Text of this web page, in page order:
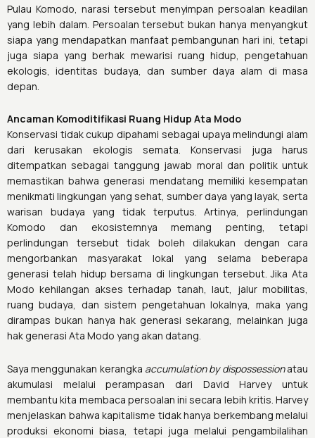
Pulau Komodo, narasi tersebut menyimpan persoalan keadilan
yang lebih dalam. Persoalan tersebut bukan hanya menyangkut
siapa yang mendapatkan manfaat pembangunan hari ini, tetapi
juga siapa yang berhak mewarisi ruang hidup, pengetahuan
ekologis, identitas budaya, dan sumber daya alam di masa
depan.
Ancaman Komoditifikasi Ruang Hidup Ata Modo
Konservasi tidak cukup dipahami sebagai upaya melindungi alam
dari kerusakan ekologis semata. Konservasi juga harus
ditempatkan sebagai tanggung jawab moral dan politik untuk
memastikan bahwa generasi mendatang memiliki kesempatan
menikmati lingkungan yang sehat, sumber daya yang layak, serta
warisan budaya yang tidak terputus. Artinya, perlindungan
Komodo dan ekosistemnya memang penting, tetapi
perlindungan tersebut tidak boleh dilakukan dengan cara
mengorbankan masyarakat lokal yang selama beberapa
generasi telah hidup bersama di lingkungan tersebut. Jika Ata
Modo kehilangan akses terhadap tanah, laut, jalur mobilitas,
ruang budaya, dan sistem pengetahuan lokalnya, maka yang
dirampas bukan hanya hak generasi sekarang, melainkan juga
hak generasi Ata Modo yang akan datang.
Saya menggunakan kerangka accumulation by dispossessionatau
akumulasi melalui perampasan dari David Harvey untuk
membantu kita membaca persoalan ini secara lebih kritis. Harvey
menjelaskan bahwa kapitalisme tidak hanya berkembang melalui
produksi ekonomi biasa, tetapi juga melalui pengambilalihan